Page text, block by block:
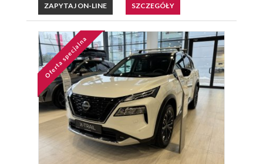
ZAPYTAJ ON-LINE SZCZEGÓŁY
Oferta specjalna